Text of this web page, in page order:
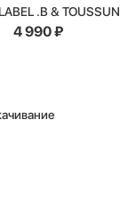
.B & TOUSSUN
4 990₽